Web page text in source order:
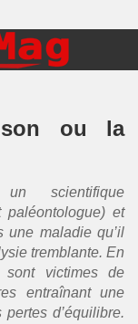
ou la
scientifique
et
une maladie qu’il
tremblante. En
victimes de
entraînant une
d’équilibre.